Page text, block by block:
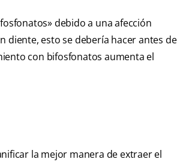
debido a una afección
diente, esto se debería hacer antes de
con bifosfonatos aumenta el
la mejor manera de extraer el